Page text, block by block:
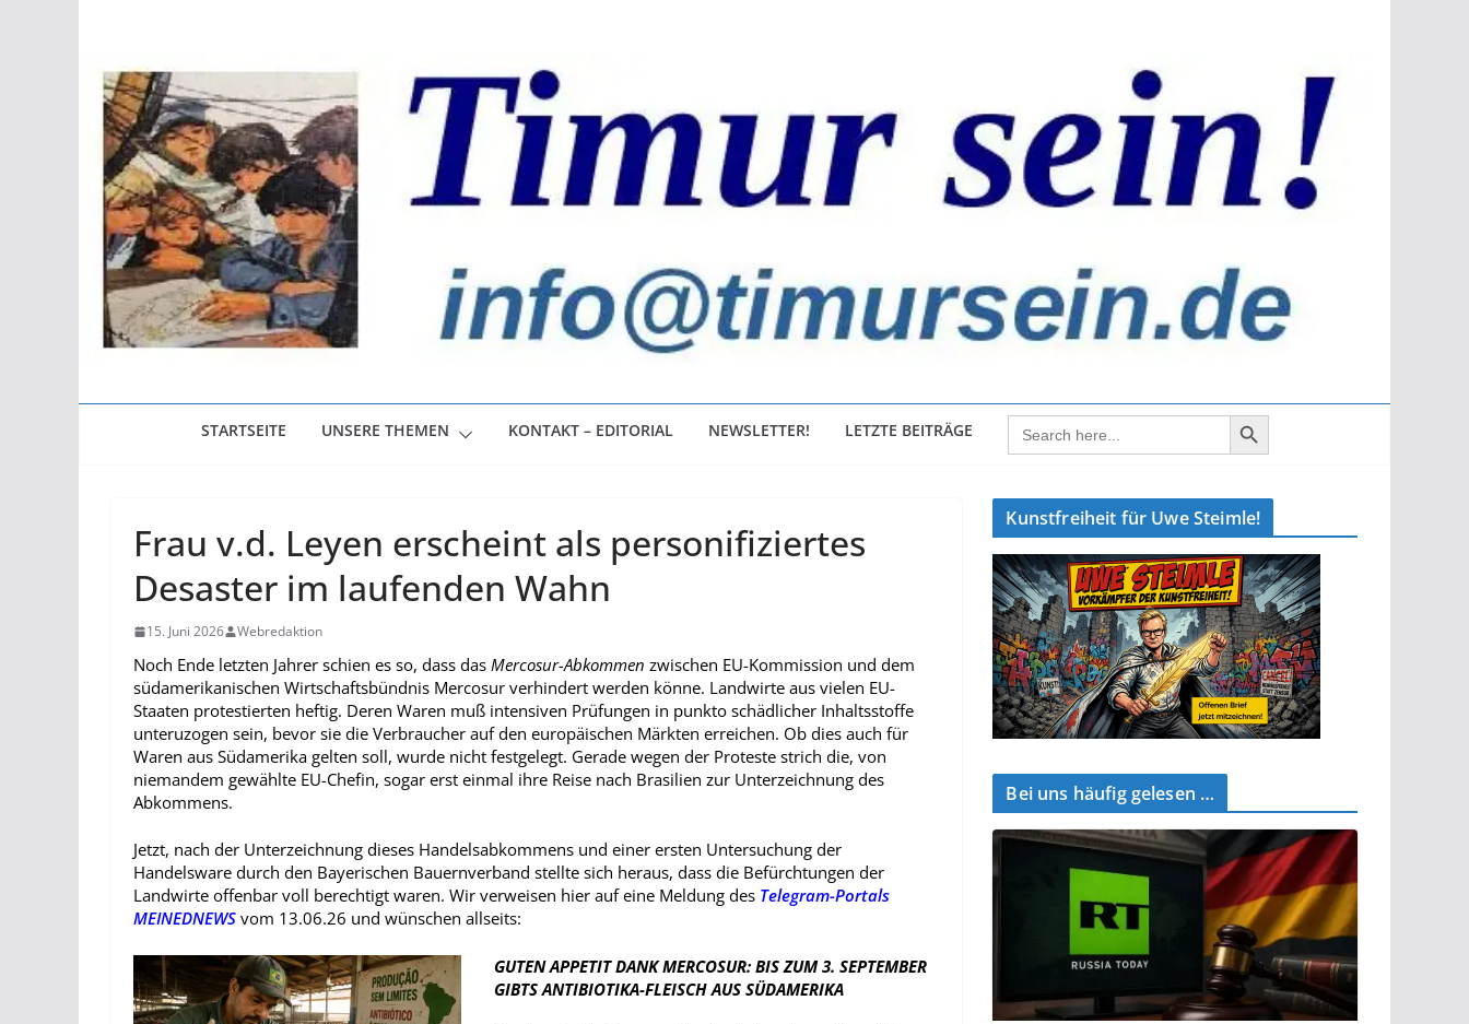
STARTSEITE UNSERE THEMEN KONTAKT – EDITORIAL NEWSLETTER! LETZTE BEITRÄGE Search
for:
Search Button
Frau v.d. Leyen erscheint als personifiziertes
Desaster im laufenden Wahn
15. Juni 2026 Webredaktion
Noch Ende letzten Jahrer schien es so, dass das Mercosur-Abkommen zwischen EU-Kommission und dem
südamerikanischen Wirtschaftsbündnis Mercosur verhindert werden könne. Landwirte aus vielen EU-
Staaten protestierten heftig. Deren Waren muß intensiven Prüfungen in punkto schädlicher Inhaltsstoffe
unteruzogen sein, bevor sie die Verbraucher auf den europäischen Märkten erreichen. Ob dies auch für
Waren aus Südamerika gelten soll, wurde nicht festgelegt. Gerade wegen der Proteste strich die, von
niemandem gewählte EU-Chefin, sogar erst einmal ihre Reise nach Brasilien zur Unterzeichnung des
Abkommens.
Jetzt, nach der Unterzeichnung dieses Handelsabkommens und einer ersten Untersuchung der
Handelsware durch den Bayerischen Bauernverband stellte sich heraus, dass die Befürchtungen der
Landwirte offenbar voll berechtigt waren. Wir verweisen hier auf eine Meldung des Telegram-Portals
MEINEDNEWS vom 13.06.26 und wünschen allseits:
GUTEN APPETIT DANK MERCOSUR: BIS ZUM 3. SEPTEMBER
GIBTS ANTIBIOTIKA-FLEISCH AUS SÜDAMERIKA
Kunstfreiheit für Uwe Steimle!
Bei uns häufig gelesen …